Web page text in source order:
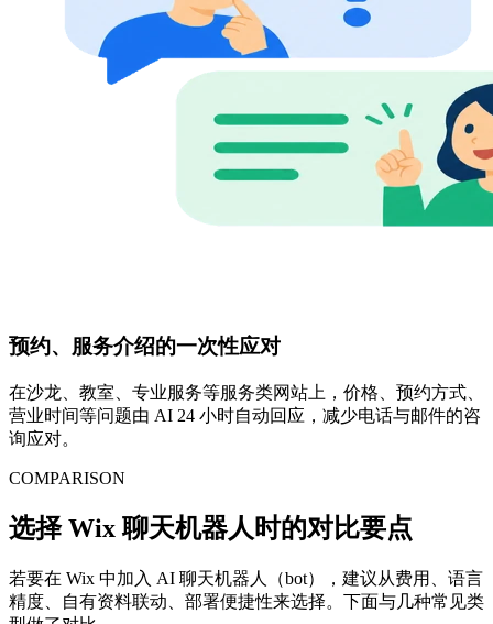
预约、服务介绍的一次性应对
在沙龙、教室、专业服务等服务类网站上，价格、预约方式、
营业时间等问题由 AI 24 小时自动回应，减少电话与邮件的咨
询应对。
COMPARISON
选择 Wix 聊天机器人时的对比要点
若要在 Wix 中加入 AI 聊天机器人（bot），建议从费用、语言
精度、自有资料联动、部署便捷性来选择。下面与几种常见类